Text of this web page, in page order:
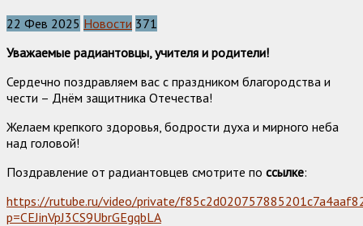
22 Фев 2025 Новости 371
Уважаемые радиантовцы, учителя и родители!
Сердечно поздравляем вас с праздником благородства и
чести – Днём защитника Отечества!
Желаем крепкого здоровья, бодрости духа и мирного неба
над головой!
Поздравление от радиантовцев смотрите по ссылке:
https://rutube.ru/video/private/
p=CEJinVpJ3CS9UbrGEgqbLA